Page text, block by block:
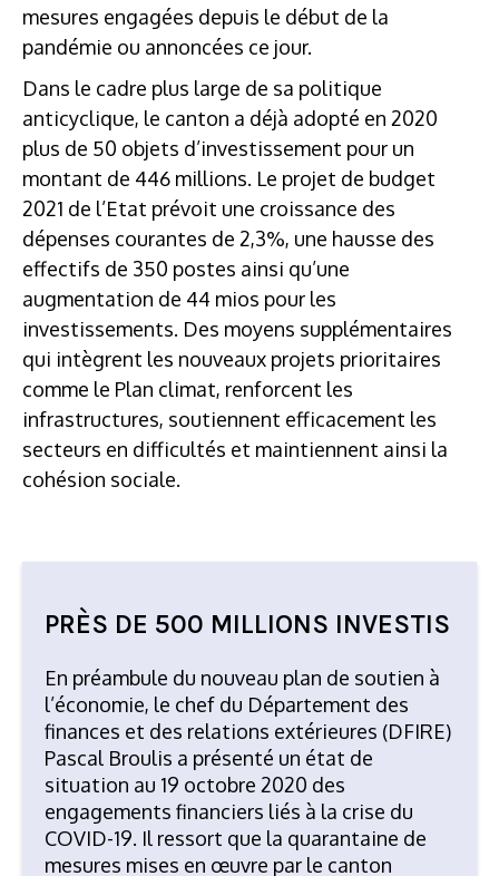
mesures engagées depuis le début de la
pandémie ou annoncées ce jour.
Dans le cadre plus large de sa politique
anticyclique, le canton a déjà adopté en 2020
plus de 50 objets d’investissement pour un
montant de 446 millions. Le projet de budget
2021 de l’Etat prévoit une croissance des
dépenses courantes de 2,3%, une hausse des
effectifs de 350 postes ainsi qu’une
augmentation de 44 mios pour les
investissements. Des moyens supplémentaires
qui intègrent les nouveaux projets prioritaires
comme le Plan climat, renforcent les
infrastructures, soutiennent efficacement les
secteurs en difficultés et maintiennent ainsi la
cohésion sociale.
PRÈS DE 500 MILLIONS INVESTIS
En préambule du nouveau plan de soutien à
l’économie, le chef du Département des
finances et des relations extérieures (DFIRE)
Pascal Broulis a présenté un état de
situation au 19 octobre 2020 des
engagements financiers liés à la crise du
COVID-19. Il ressort que la quarantaine de
mesures mises en œuvre par le canton